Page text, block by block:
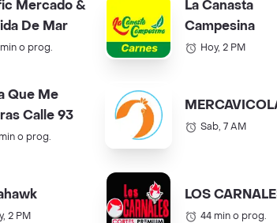
Mercado &
De Mar
o prog.
Que Me
Calle 93
o prog.
2 PM
La Canasta
Campesina
Hoy, 2 PM
Sab, 7 AM
LOS
44 min o prog.